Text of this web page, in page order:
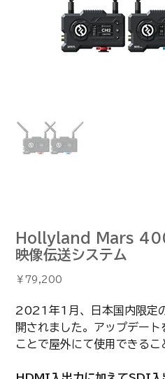
Hollyland Mars
映像伝送システム
価
格
￥79,200
2021年1月、日本国内限定
開されました。アップデー
ことで屋外にて使用できるこ